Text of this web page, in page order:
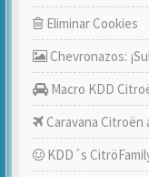
Eliminar Cookies
Chevronazos:
Macro KDD
Caravana Citroën
KDD´s